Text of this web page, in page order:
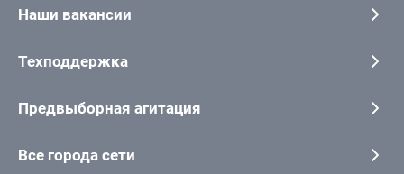
Наши вакансии
Техподдержка
Предвыборная агитация
Все города сети